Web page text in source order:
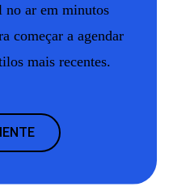
no ar em minutos
começar a agendar
mais recentes.